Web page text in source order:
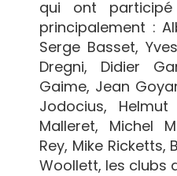
qui ont
principalement :
Serge Basset,
Dregni, Didier
Gaime, Jean
Jodocius, Helmut
Malleret, Michel
Rey, Mike Ricketts,
Woollett, les clubs